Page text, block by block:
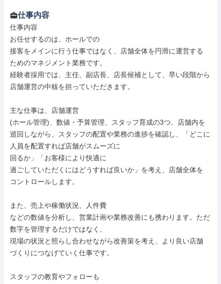
仕事内容
仕事内容
お任せするのは、ホールでの
接客をメインに行う仕事ではなく、店舗全体を円滑に運営する
ためのマネジメント業務です。
経験者採用では、主任、副店長、店長候補として、早い段階から
店舗運営の中核を担っていただきます。
主な仕事は、店舗運営
(ホール管理)、数値・予算管理、スタッフ育成の3つ。店舗内を
巡回しながら、スタッフの配置や業務の進捗を確認し、「どこに
人員を配置すれば店舗がスムーズに
回るか」「お客様により快適に
過ごしていただくにはどうすれば良いか」を考え、店舗全体を
コントロールします。
また、売上や稼働状況、人件費
などの数値を分析し、営業計画や業務改善にも携わります。ただ
数字を管理するだけではなく、
現場の状況と照らし合わせながら改善策を考え、より良い店舗
づくりにつなげていく仕事です。
スタッフの教育やフォローも